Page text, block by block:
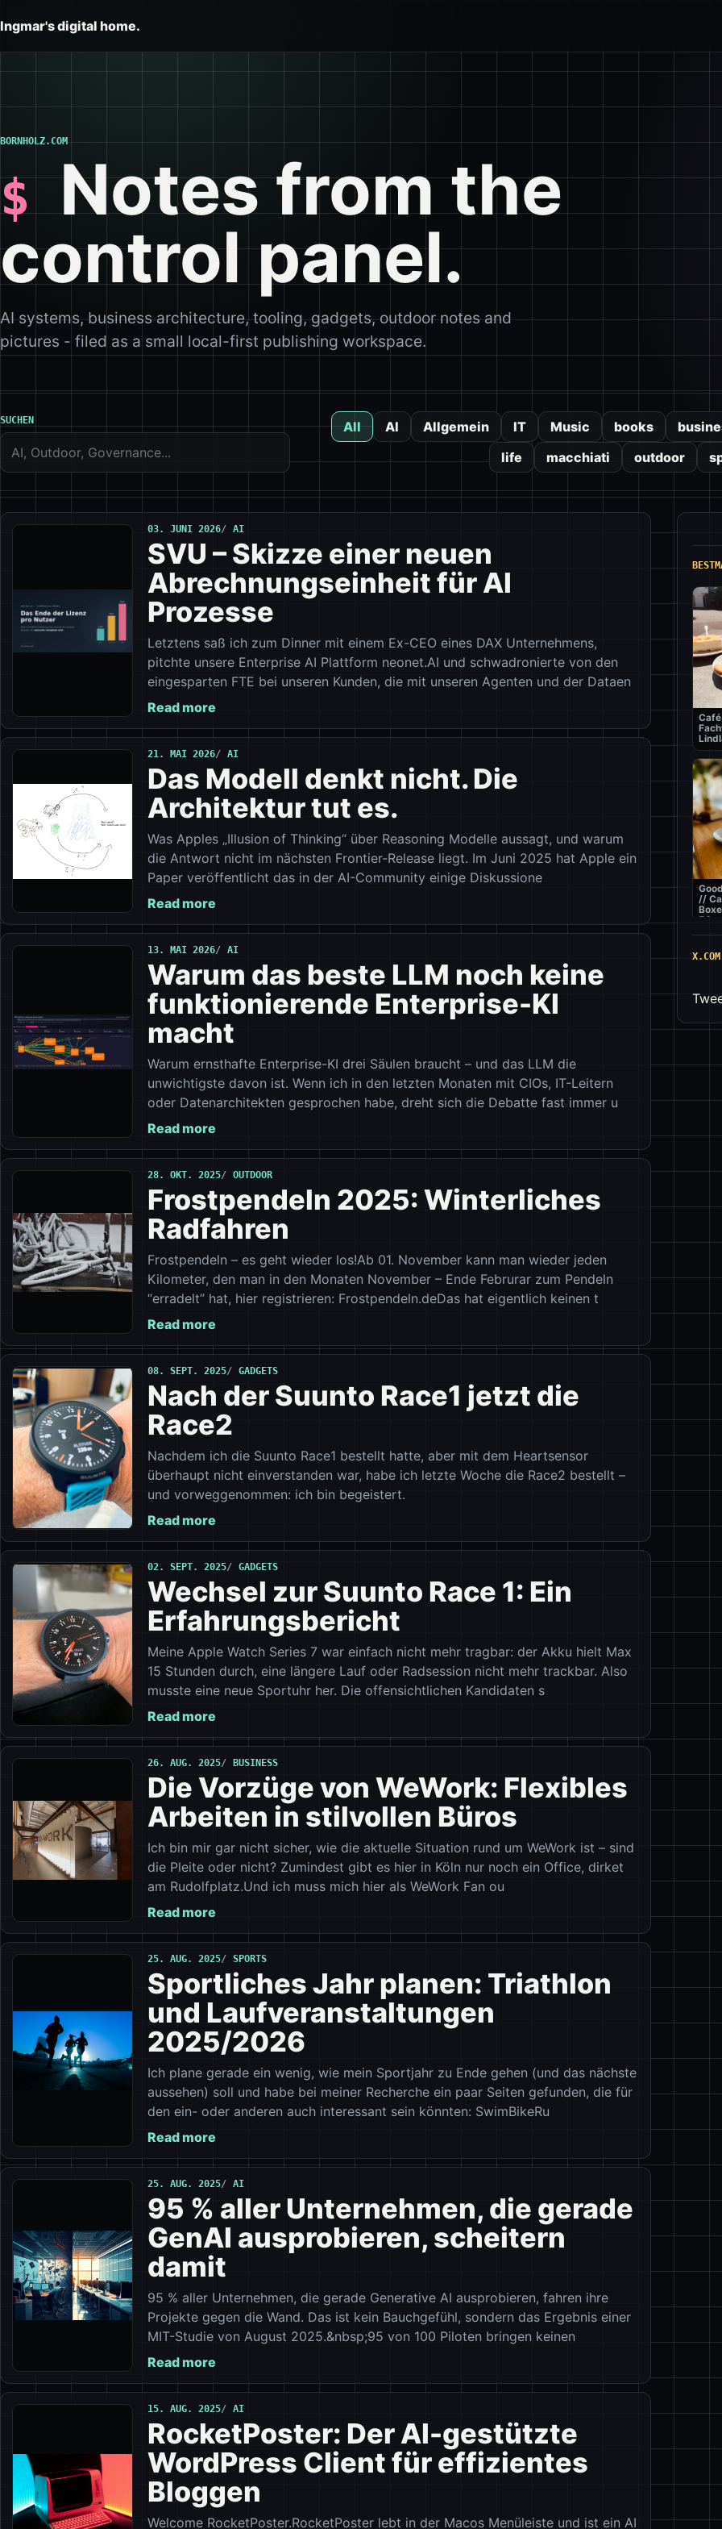
Ingmar's digital home.
BORNHOLZ.COM
Notes from the
control panel.
AI systems, business architecture, tooling, gadgets, outdoor notes and
pictures - filed as a small local-first publishing workspace.
SUCHEN All AI Allgemein IT Music books
life
macchiati outdoor
03. JUNI 2026 AI
SVU – Skizze einer neuen
Abrechnungseinheit für AI
Prozesse
Letztens saß ich zum Dinner mit einem Ex-CEO eines DAX Unternehmens,
pitchte unsere Enterprise AI Plattform neonet.AI und schwadronierte von den
eingesparten FTE bei unseren Kunden, die mit unseren Agenten und der Dataen
Read more
21. MAI 2026 AI
Das Modell denkt nicht. Die
Architektur tut es.
Was Apples „Illusion of Thinking“ über Reasoning Modelle aussagt, und warum
die Antwort nicht im nächsten Frontier-Release liegt. Im Juni 2025 hat Apple ein
Paper veröffentlicht das in der AI-Community einige Diskussione
Read more
13. MAI 2026 AI
Warum das beste LLM noch keine
funktionierende Enterprise-KI
macht
Warum ernsthafte Enterprise-KI drei Säulen braucht – und das LLM die
unwichtigste davon ist. Wenn ich in den letzten Monaten mit CIOs, IT-Leitern
oder Datenarchitekten gesprochen habe, dreht sich die Debatte fast immer u
Read more
28. OKT. 2025 OUTDOOR
Frostpendeln 2025: Winterliches
Radfahren
Frostpendeln – es geht wieder los!Ab 01. November kann man wieder jeden
Kilometer, den man in den Monaten November – Ende Februrar zum Pendeln
“erradelt” hat, hier registrieren: Frostpendeln.deDas hat eigentlich keinen t
Read more
08. SEPT. 2025 GADGETS
Nach der Suunto Race1 jetzt die
Race2
Nachdem ich die Suunto Race1 bestellt hatte, aber mit dem Heartsensor
überhaupt nicht einverstanden war, habe ich letzte Woche die Race2 bestellt –
und vorweggenommen: ich bin begeistert.
Read more
02. SEPT. 2025 GADGETS
Wechsel zur Suunto Race 1: Ein
Erfahrungsbericht
Meine Apple Watch Series 7 war einfach nicht mehr tragbar: der Akku hielt Max
15 Stunden durch, eine längere Lauf oder Radsession nicht mehr trackbar. Also
musste eine neue Sportuhr her. Die offensichtlichen Kandidaten s
Read more
26. AUG. 2025 BUSINESS
Die Vorzüge von WeWork: Flexibles
Arbeiten in stilvollen Büros
Ich bin mir gar nicht sicher, wie die aktuelle Situation rund um WeWork ist – sind
die Pleite oder nicht? Zumindest gibt es hier in Köln nur noch ein Office, dirket
am Rudolfplatz.Und ich muss mich hier als WeWork Fan ou
Read more
25. AUG. 2025 SPORTS
Sportliches Jahr planen: Triathlon
und Laufveranstaltungen
2025/2026
Ich plane gerade ein wenig, wie mein Sportjahr zu Ende gehen (und das nächste
aussehen) soll und habe bei meiner Recherche ein paar Seiten gefunden, die für
den ein- oder anderen auch interessant sein könnten: SwimBikeRu
Read more
25. AUG. 2025 AI
95 % aller Unternehmen, die gerade
GenAI ausprobieren, scheitern
damit
95 % aller Unternehmen, die gerade Generative AI ausprobieren, fahren ihre
Projekte gegen die Wand. Das ist kein Bauchgefühl, sondern das Ergebnis einer
MIT-Studie von August 2025.&nbsp;95 von 100 Piloten bringen keinen
Read more
15. AUG. 2025 AI
RocketPoster: Der AI-gestützte
WordPress Client für effizientes
Bloggen
Welcome RocketPoster.RocketPoster lebt in der Macos Menüleiste und ist ein AI
//
50m
X.COM